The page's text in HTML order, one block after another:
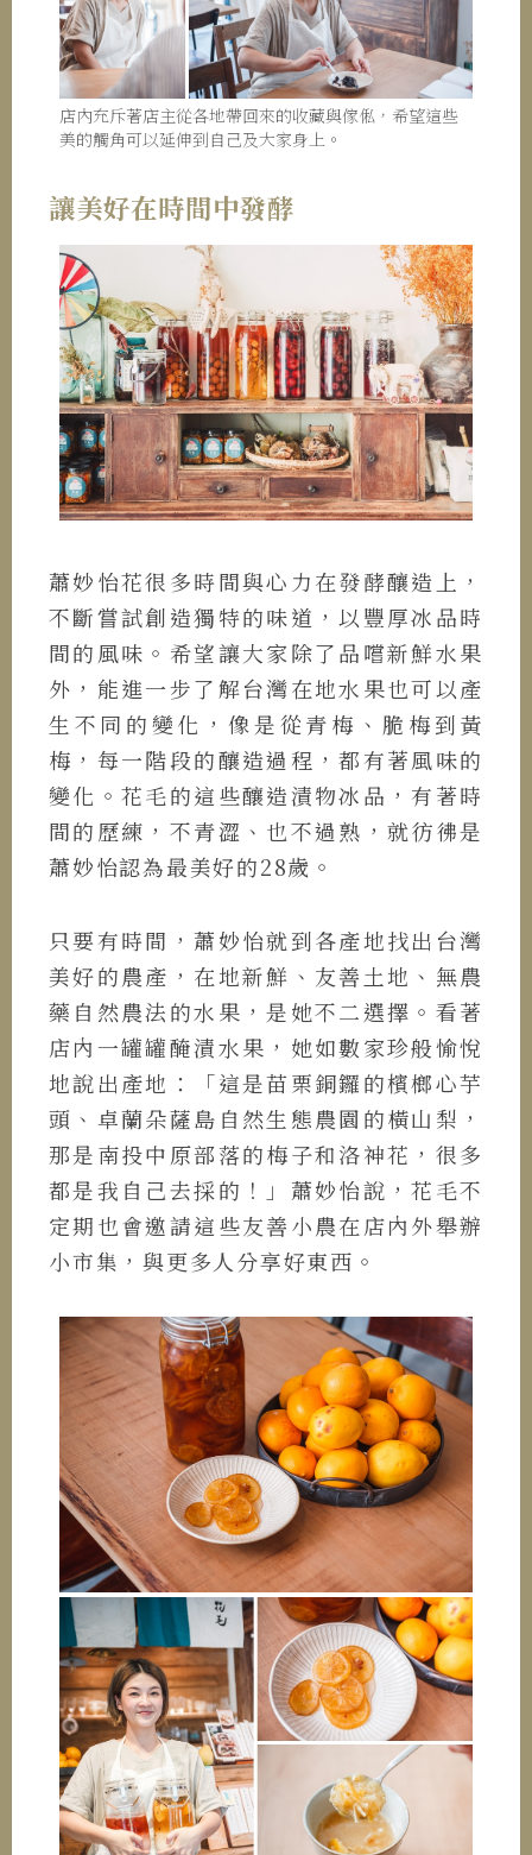
店內充斥著店主從各地帶回來的收藏與傢俬，希望這些
美的觸角可以延伸到自己及大家身上。
讓美好在時間中發酵
蕭妙怡花很多時間與心力在發酵釀造上，
不斷嘗試創造獨特的味道，以豐厚冰品時
間的風味。希望讓大家除了品嚐新鮮水果
外，能進一步了解台灣在地水果也可以產
生不同的變化，像是從青梅、脆梅到黃
梅，每一階段的釀造過程，都有著風味的
變化。花毛的這些釀造漬物冰品，有著時
間的歷練，不青澀、也不過熟，就彷彿是
蕭妙怡認為最美好的28歲。
只要有時間，蕭妙怡就到各產地找出台灣
美好的農產，在地新鮮、友善土地、無農
藥自然農法的水果，是她不二選擇。看著
店內一罐罐醃漬水果，她如數家珍般愉悅
地說出產地：「這是苗栗銅鑼的檳榔心芋
頭、卓蘭朵薩島自然生態農園的橫山梨，
那是南投中原部落的梅子和洛神花，很多
都是我自己去採的！」蕭妙怡說，花毛不
定期也會邀請這些友善小農在店內外舉辦
小市集，與更多人分享好東西。